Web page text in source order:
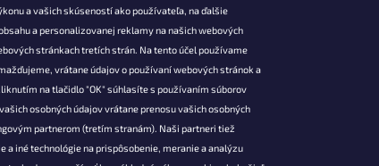
a vašich skúseností ako používateľa, na ďalšie
a personalizovanej reklamy na našich webových
stránkach tretích strán. Na tento účel používame
vrátane údajov o používaní webových stránok a
na tlačidlo "OK" súhlasíte s používaním súborov
osobných údajov vrátane prenosu vašich osobných
partnerom (tretím stranám). Naši partneri tiež
a iné technológie na prispôsobenie, meranie a analýzu
vás
a
Facebook